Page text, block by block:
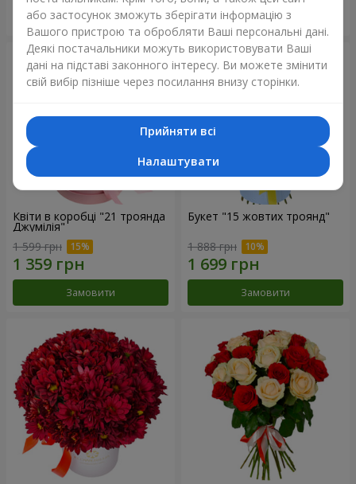
Замовити Замовити
Квіти в коробці "21 троянда
Джумілія"
1 599 грн
Замовити
Букет "15 жовтих троянд"
1 888 грн
Замовити
або застосунок зможуть зберігати інформацію з
Вашого пристрою та обробляти Ваші персональні дані.
Деякі постачальники можуть використовувати Ваші
дані на підставі законного інтересу. Ви можете змінити
свій вибір пізніше через посилання внизу сторінки.
Прийняти всі
Налаштувати